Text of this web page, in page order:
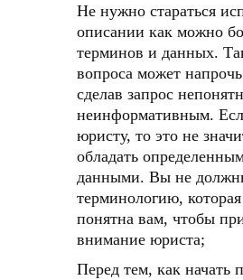
Не нужно стараться
описании как можно
терминов и данных.
вопроса может
сделав запрос
неинформативным.
юристу, то это не
обладать
данными. Вы не
терминологию,
понятна вам, чтобы
внимание юриста;
Перед тем, как начать